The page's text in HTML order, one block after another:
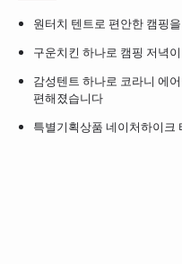
원터치 텐트로 편안한 캠핑
구운치킨 하나로 캠핑 저녁
감성텐트 하나로 코라니 에
편해졌습니다
특별기획상품 네이처하이크